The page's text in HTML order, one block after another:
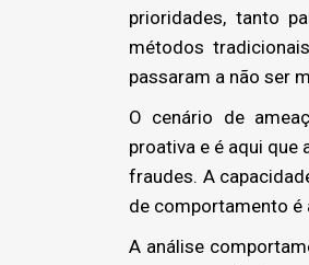
prioridades, tanto
métodos
passaram a não ser
O cenário de
proativa e é aqui que
fraudes. A
de comportamento é
A análise